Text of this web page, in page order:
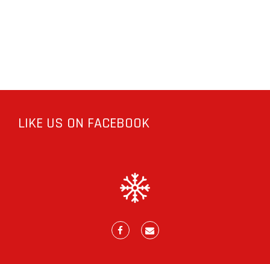
LIKE US ON FACEBOOK
FacebookE-